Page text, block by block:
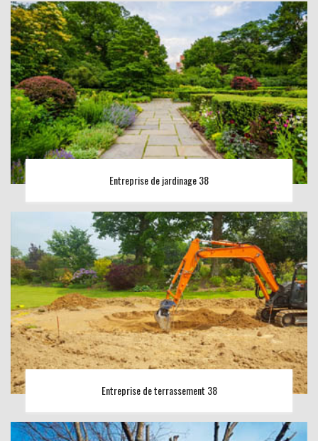
Entreprise de jardinage 38
Entreprise de terrassement 38